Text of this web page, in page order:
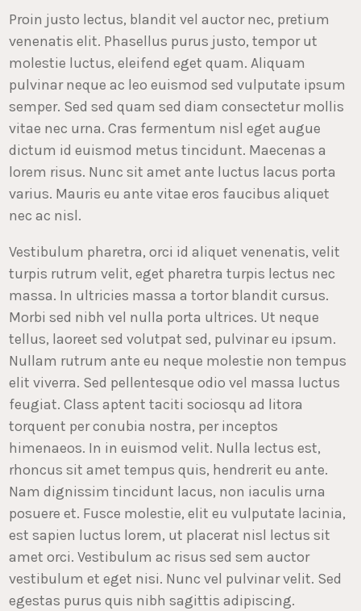
Proin justo lectus, blandit vel auctor nec, pretium
venenatis elit. Phasellus purus justo, tempor ut
molestie luctus, eleifend eget quam. Aliquam
pulvinar neque ac leo euismod sed vulputate ipsum
semper. Sed sed quam sed diam consectetur mollis
vitae nec urna. Cras fermentum nisl eget augue
dictum id euismod metus tincidunt. Maecenas a
lorem risus. Nunc sit amet ante luctus lacus porta
varius. Mauris eu ante vitae eros faucibus aliquet
nec ac nisl.
Vestibulum pharetra, orci id aliquet venenatis, velit
turpis rutrum velit, eget pharetra turpis lectus nec
massa. In ultricies massa a tortor blandit cursus.
Morbi sed nibh vel nulla porta ultrices. Ut neque
tellus, laoreet sed volutpat sed, pulvinar eu ipsum.
Nullam rutrum ante eu neque molestie non tempus
elit viverra. Sed pellentesque odio vel massa luctus
feugiat. Class aptent taciti sociosqu ad litora
torquent per conubia nostra, per inceptos
himenaeos. In in euismod velit. Nulla lectus est,
rhoncus sit amet tempus quis, hendrerit eu ante.
Nam dignissim tincidunt lacus, non iaculis urna
posuere et. Fusce molestie, elit eu vulputate lacinia,
est sapien luctus lorem, ut placerat nisl lectus sit
amet orci. Vestibulum ac risus sed sem auctor
vestibulum et eget nisi. Nunc vel pulvinar velit. Sed
egestas purus quis nibh sagittis adipiscing.